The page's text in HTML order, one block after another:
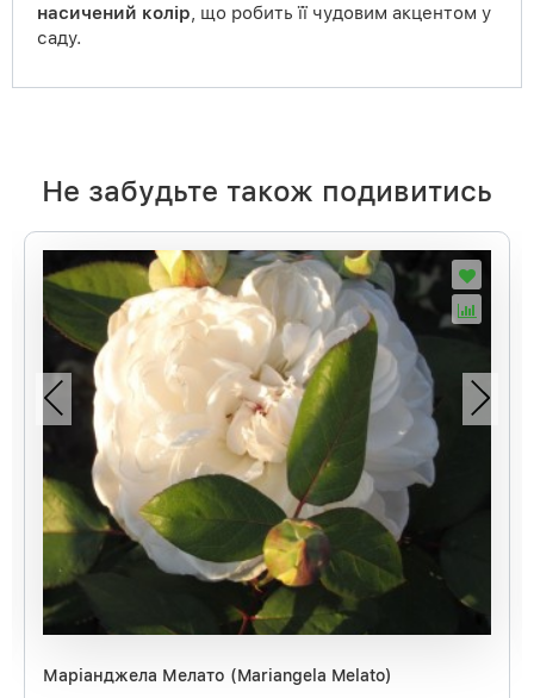
насичений колір, що робить її чудовим акцентом у
саду.
Не забудьте також подивитись
Маріанджела Мелато (Mariangela Melato)